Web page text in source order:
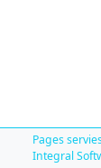
Pages
Integral